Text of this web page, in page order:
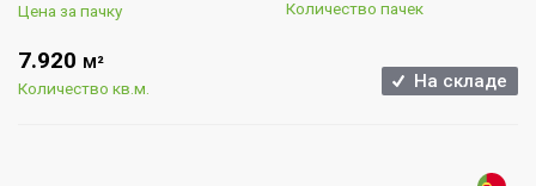
Цена за пачку Количество пачек
7.920 М²
Количество кв.м. На складе